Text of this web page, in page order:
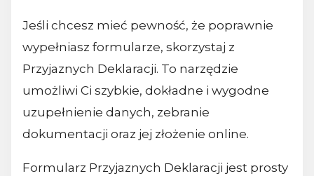
Jeśli chcesz mieć pewność, że poprawnie
wypełniasz formularze, skorzystaj z
Przyjaznych Deklaracji. To narzędzie
umożliwi Ci szybkie, dokładne i wygodne
uzupełnienie danych, zebranie
dokumentacji oraz jej złożenie online.
Formularz Przyjaznych Deklaracji jest prosty